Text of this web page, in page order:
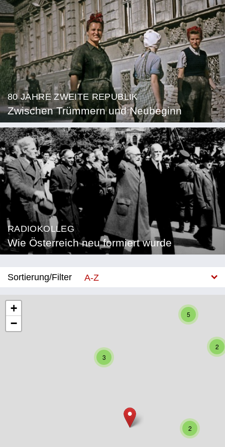
80 JAHRE ZWEITE REPUBLIK
Zwischen Trümmern und Neubeginn
RADIOKOLLEG
Wie Österreich neu formiert wurde
Sortierung/Filter
A-Z
Kärnten
Oberösterreich
2
5
2
3
+
−